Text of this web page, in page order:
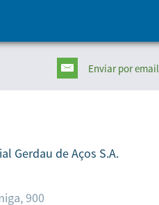
Enviarpor email
Gerdau de Aços S.A.
900